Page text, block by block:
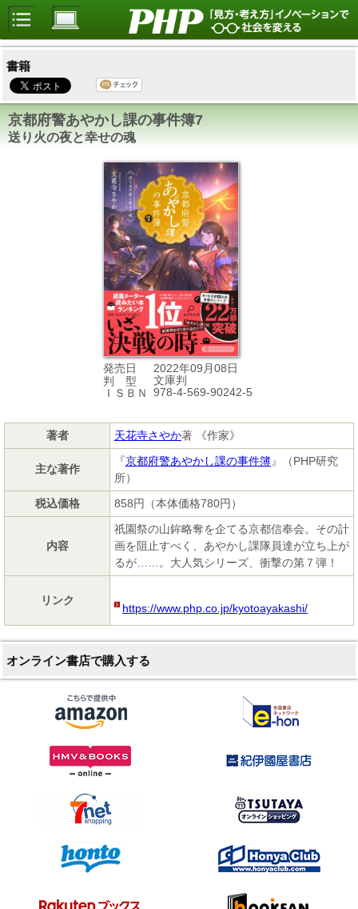
書籍
京都府警あやかし課の事件簿7
送り火の夜と幸せの魂
発売日
2022年09月08日
判 型
文庫判
ＩＳＢＮ
978-4-569-90242-5
著者 天花寺さやか著 《作家》
主な著作
『京都府警あやかし課の事件簿』（PHP研究
所）
税込価格
858円（本体価格780円）
内容
祇園祭の山鉾略奪を企てる京都信奉会。その計
画を阻止すべく、あやかし課隊員達が立ち上が
るが……。大人気シリーズ、衝撃の第７弾！
リンク
https://www.php.co.jp/kyotoayakashi/
オンライン書店で購入する